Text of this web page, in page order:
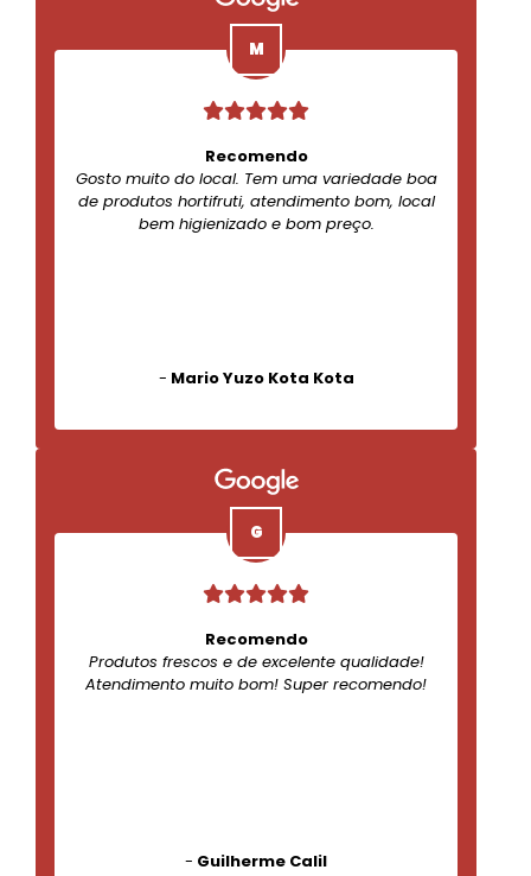
Recomendo
Gosto muito do local. Tem uma variedade boa
de produtos hortifruti, atendimento bom, local
bem higienizado e bom preço.
- Mario Yuzo Kota Kota
Recomendo
Produtos frescos e de excelente qualidade!
Atendimento muito bom! Super recomendo!
- Guilherme Calil